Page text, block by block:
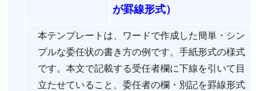
が罫線形式）
本テンプレートは、ワードで作成した簡単・シン
プルな委任状の書き方の例です。手紙形式の様式
です。本文で記載する受任者欄に下線を引いて目
立たせていること、委任者の欄・別記を罫線形式